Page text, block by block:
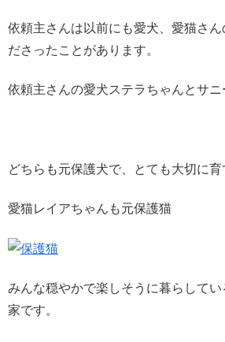
依頼主さんは以前にも愛犬、愛猫さん
ださったことがあります。
依頼主さんの愛犬ステラちゃんとサニ
どちらも元保護犬で、とても大切に育
愛猫レイアちゃんも元保護猫
みんな穏やかで楽しそうに暮らして
家です。